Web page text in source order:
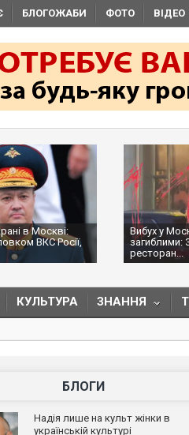
БЛОГОЖАБИ ФОТО ВІДЕО
в Москві:
ВКС Росії,
Вибух у
загиблими:
ресторан...
КУЛЬТУРА ЗНАННЯ
БЛОГИ
Надія лише на культ жінки в
українській культурі